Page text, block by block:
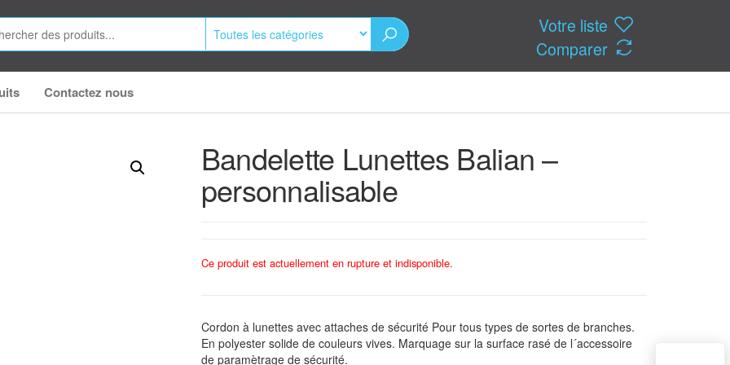
Votre liste
Comparer
Contactez nous
Bandelette Lunettes Balian –
personnalisable
Ce produit est actuellement en rupture et indisponible.
Cordon à lunettes avec attaches de sécurité Pour tous types de sortes de branches.
En polyester solide de couleurs vives. Marquage sur la surface rasé de l´accessoire
de paramètrage de sécurité.